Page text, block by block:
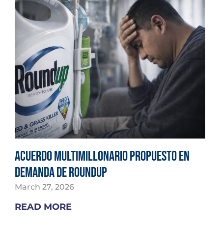
Acuerdo multimillonario propuesto en
demanda de Roundup
March 27, 2026
READ MORE